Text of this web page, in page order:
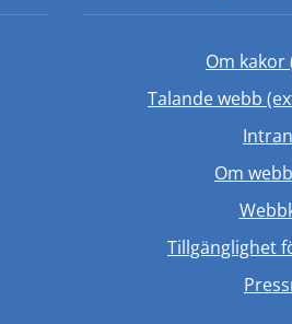
Om kakor
Talande webb
Om
Tillgänglighet